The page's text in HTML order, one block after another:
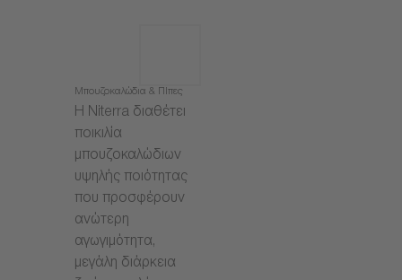
Μπουζοκαλώδια & Πίπες
Η Niterra διαθέτει
ποικιλία
μπουζοκαλώδιων
υψηλής ποιότητας
που προσφέρουν
ανώτερη
αγωγιμότητα,
μεγάλη διάρκεια